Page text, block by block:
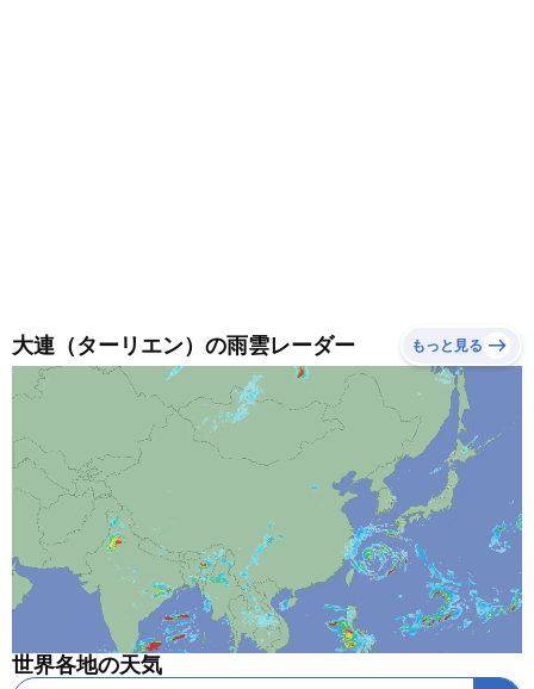
大連（ターリエン）の雨雲レーダー もっと見る
世界各地の天気